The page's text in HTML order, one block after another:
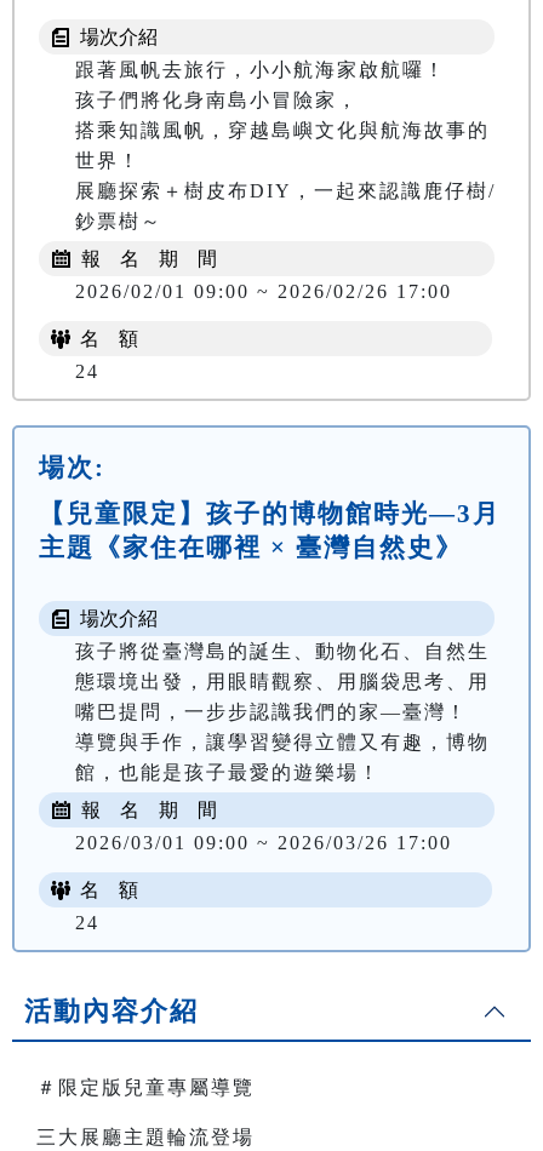
場次介紹
跟著風帆去旅行，小小航海家啟航囉！
孩子們將化身南島小冒險家，
搭乘知識風帆，穿越島嶼文化與航海故事的
世界！
展廳探索＋樹皮布DIY，一起來認識鹿仔樹/
鈔票樹～
報 名 期 間
2026/02/01 09:00 ~ 2026/02/26 17:00
名 額
24
場次:
【兒童限定】孩子的博物館時光—3月
主題《家住在哪裡 × 臺灣自然史》
場次介紹
孩子將從臺灣島的誕生、動物化石、自然生
態環境出發，用眼睛觀察、用腦袋思考、用
嘴巴提問，一步步認識我們的家—臺灣！
導覽與手作，讓學習變得立體又有趣，博物
報 名 期 間
2026/03/01 09:00 ~ 2026/03/26 17:00
名 額
24
活動內容介紹
＃限定版兒童專屬導覽
三大展廳主題輪流登場